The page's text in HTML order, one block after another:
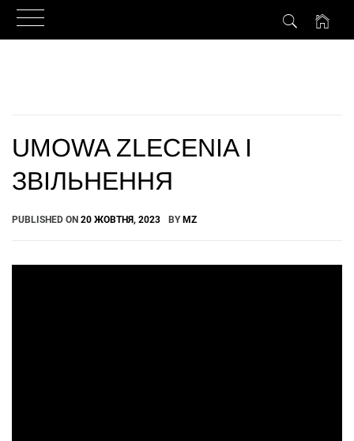
UMOWA ZLECENIA І
ЗВІЛЬНЕННЯ
PUBLISHED ON 20 ЖОВТНЯ, 2023 BYMZ